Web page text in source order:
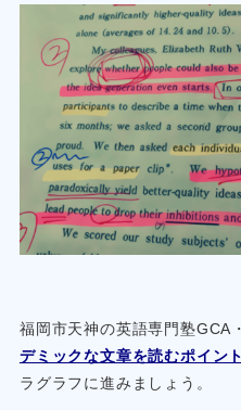
福岡市天神の英語専門塾GCA
デミックな文章を読むポイン
ラグラフに進みましょう。